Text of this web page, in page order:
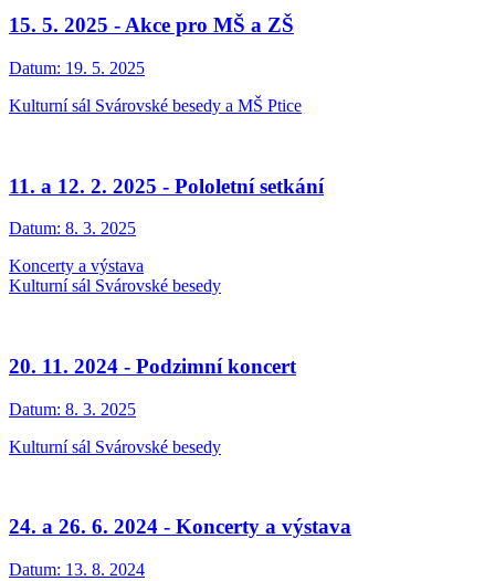
15. 5. 2025 - Akce pro MŠ a ZŠ
Datum: 19. 5. 2025
Kulturní sál Svárovské besedy a MŠ Ptice
11. a 12. 2. 2025 - Pololetní setkání
Datum: 8. 3. 2025
Koncerty a výstava
Kulturní sál Svárovské besedy
20. 11. 2024 - Podzimní koncert
Datum: 8. 3. 2025
Kulturní sál Svárovské besedy
24. a 26. 6. 2024 - Koncerty a výstava
Datum: 13. 8. 2024